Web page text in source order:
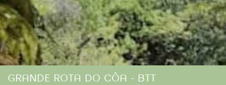
GRANDE ROTA DO CÔA - BTT